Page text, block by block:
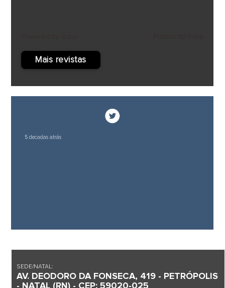
Mais revistas
5 decadas atrás
SEDE/NATAL:
AV. DEODORO DA FONSECA, 419 - PETRÓPOLIS
- NATAL (RN) - CEP: 59020-025